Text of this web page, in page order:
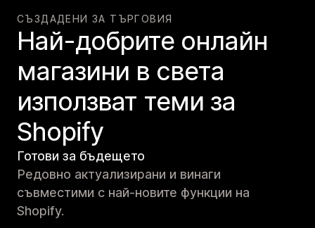
СЪЗДАДЕНИ ЗА ТЪРГОВИЯ
Най-добрите онлайн
магазини в света
използват теми за
Shopify
Готови за бъдещето
Редовно актуализирани и винаги
съвместими с най-новите функции на
Shopify.